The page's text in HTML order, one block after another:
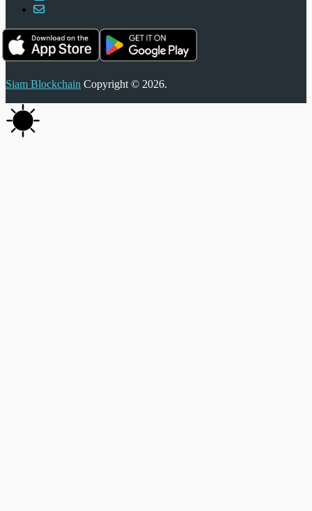
Siam Blockchain Copyright © 2026.